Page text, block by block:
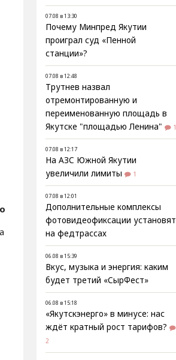
07.08 в 13:30
Почему Минпред Якутии
проиграл суд «Пенной
станции»?
07.08 в 12:48
Трутнев назвал
отремонтированную и
переименованную площадь в
Якутске "площадью Ленина"
1
07.08 в 12:17
На АЗС Южной Якутии
увеличили лимиты
1
07.08 в 12:01
Дополнительные комплексы
фотовидеофиксации установят
на федтрассах
06.08 в 15:39
Вкус, музыка и энергия: каким
будет третий «СырФест»
06.08 в 15:18
«Якутскэнерго» в минусе: нас
ждёт кратный рост тарифов?
2